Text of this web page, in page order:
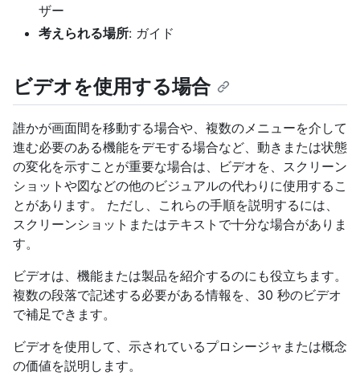
ザー
考えられる場所: ガイド
ビデオを使用する場合
誰かが画面間を移動する場合や、複数のメニューを介して
進む必要のある機能をデモする場合など、動きまたは状態
の変化を示すことが重要な場合は、ビデオを、スクリーン
ショットや図などの他のビジュアルの代わりに使用するこ
とがあります。 ただし、これらの手順を説明するには、
スクリーンショットまたはテキストで十分な場合がありま
す。
ビデオは、機能または製品を紹介するのにも役立ちます。
複数の段落で記述する必要がある情報を、30 秒のビデオ
で補足できます。
ビデオを使用して、示されているプロシージャまたは概念
の価値を説明します。